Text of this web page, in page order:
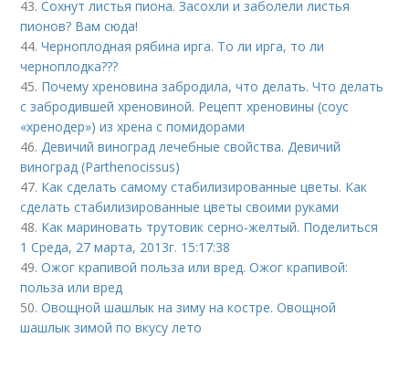
43.Сохнут листья пиона. Засохли и заболели листья
пионов? Вам сюда!
44.Черноплодная рябина ирга. То ли ирга, то ли
черноплодка???
45. Почему хреновина забродила, что делать. Что делать
с забродившей хреновиной. Рецепт хреновины (соус
«хренодер») из хрена с помидорами
46. Девичий виноград лечебные свойства. Девичий
виноград (Parthenocissus)
47. Как сделать самому стабилизированные цветы. Как
сделать стабилизированные цветы своими руками
48. Как мариновать трутовик серно-желтый. Поделиться
1 Среда, 27 марта, 2013г. 15:17:38
49.Ожог крапивой польза или вред. Ожог крапивой:
польза или вред
50.Овощной шашлык на зиму на костре. Овощной
шашлык зимой по вкусу лето